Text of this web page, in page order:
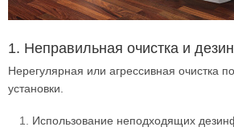
1. Неправильная очистка и
Нерегулярная или агрессивная очистка
установки.
Использование неподходящих